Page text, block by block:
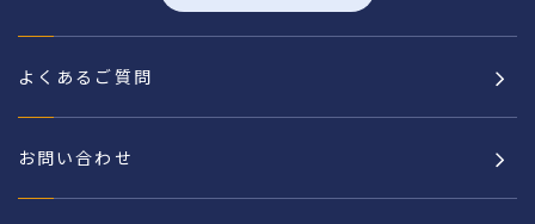
よくあるご質問
お問い合わせ